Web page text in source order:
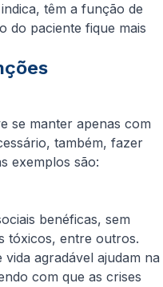
têm a função de
do paciente fique mais
se manter apenas com
também, fazer
exemplos são:
benéficas, sem
tóxicos, entre outros.
agradável ajudam na
com que as crises